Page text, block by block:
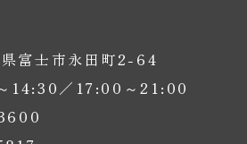
富士市永田町2-64
14:30／17:00～21:00